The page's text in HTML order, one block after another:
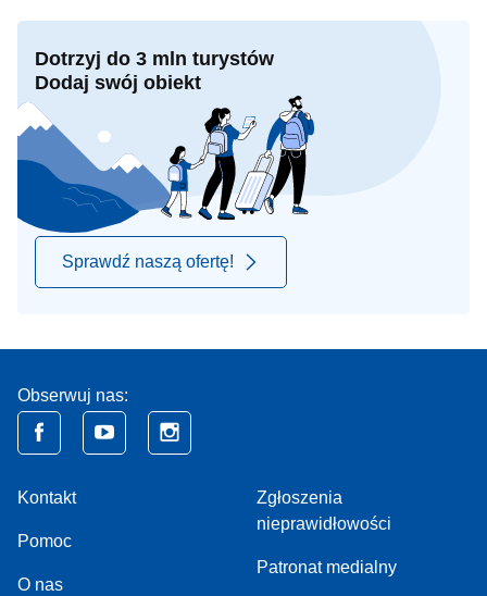
Dotrzyj do 3 mln turystów
Dodaj swój obiekt
Sprawdź naszą ofertę!
Obserwuj nas:
Kontakt
Pomoc
O nas
Zgłoszenia
nieprawidłowości
Patronat medialny